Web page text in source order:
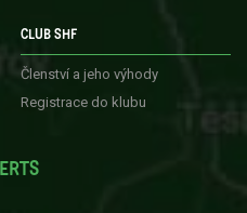
CLUB SHF
Členství a jeho výhody
Registrace do klubu